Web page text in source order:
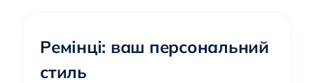
Ремінці: ваш персональний
стиль